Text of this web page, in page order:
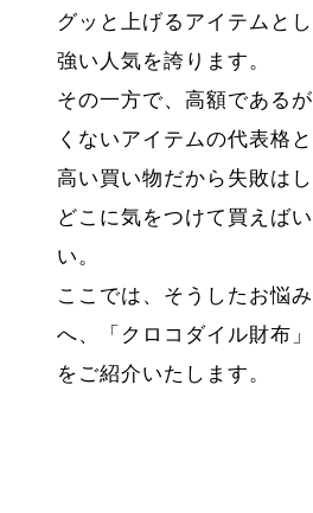
グッと上げるアイテムと
強い人気を誇ります。
その一方で、高額である
くないアイテムの代表格
高い買い物だから失敗は
どこに気をつけて買えば
い。
ここでは、そうしたお悩
へ、「クロコダイル財布
をご紹介いたします。